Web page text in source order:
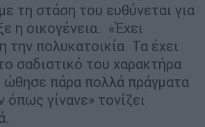
τη στάση του ευθύνεται για
η οικογένεια. «Έχει
την πολυκατοικία. Τα έχει
σαδιστικό του χαρακτήρα
ώθησε πάρα πολλά πράγματα
γίνανε» τονίζει